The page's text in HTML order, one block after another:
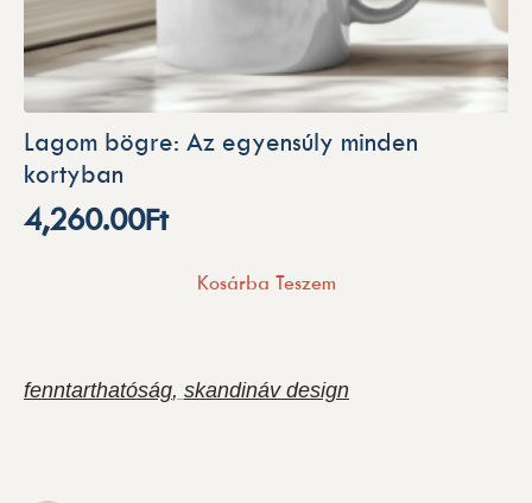
Lagom bögre: Az egyensúly minden
kortyban
4,260.00Ft
Kosárba Teszem
fenntarthatóság skandináv design